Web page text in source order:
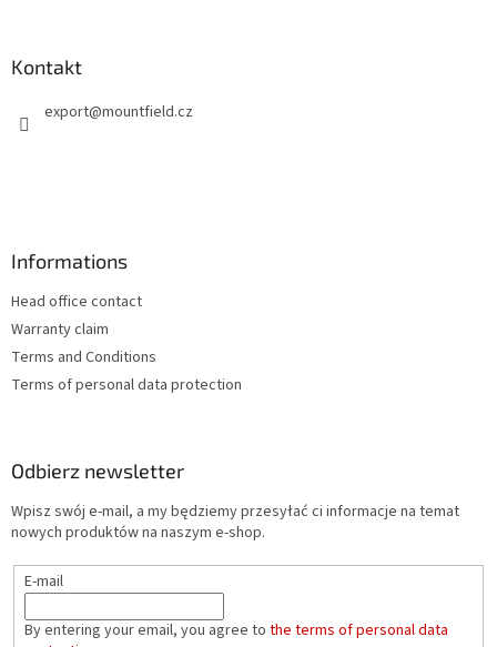
Kontakt
export@mountfield.cz
Informations
Head office contact
Warranty claim
Terms and Conditions
Terms of personal data protection
Odbierz newsletter
Wpisz swój e-mail, a my będziemy przesyłać ci informacje na temat
nowych produktów na naszym e-shop.
E-mail
By entering your email, you agree to the terms of personal data